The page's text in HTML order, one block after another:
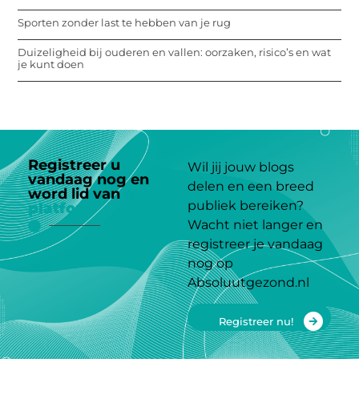
Sporten zonder last te hebben van je rug
Duizeligheid bij ouderen en vallen: oorzaken, risico’s en wat
je kunt doen
Registreer u
vandaag nog en
word lid van
platform
Wil jij jouw blogs
delen en een breed
publiek bereiken?
Wacht niet langer en
registreer je vandaag
nog op
Absoluutgezond.nl
Registreer nu!